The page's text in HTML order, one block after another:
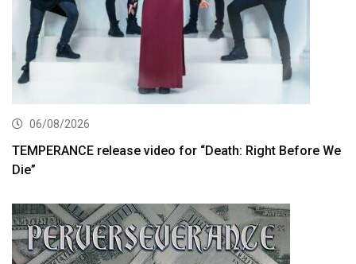
06/08/2026
TEMPERANCE release video for “Death: Right Before We
Die”